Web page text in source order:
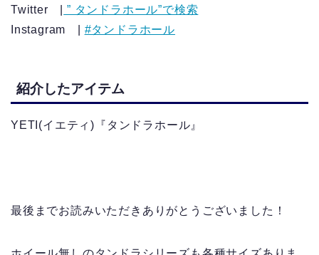
Twitter |
” タンドラホール”で検索
Instagram | #タンドラホール
紹介したアイテム
YETI(イエティ)『タンドラホール』
最後までお読みいただきありがとうございました！